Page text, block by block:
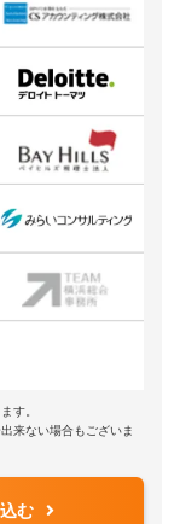
す。
来ない場合もございま
む